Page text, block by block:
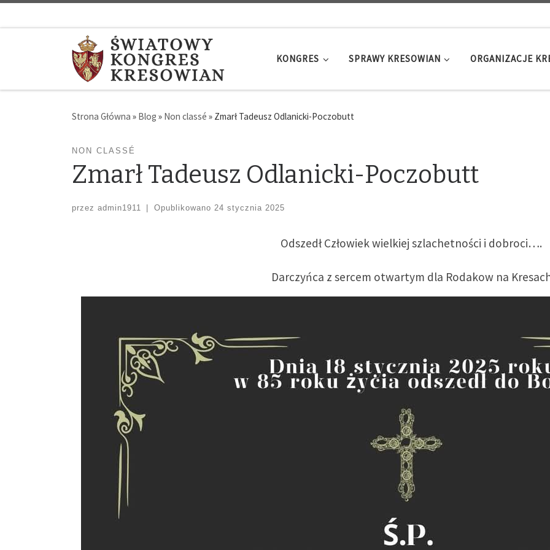
KONGRES SPRAWY KRESOWIAN ORGANIZACJE
Strona Główna » Blog » Non classé » Zmarł Tadeusz Odlanicki-Poczobutt
NON CLASSÉ
Zmarł Tadeusz Odlanicki-Poczobutt
przez admin1911 Opublikowano 24 stycznia 2025
Odszedł Człowiek wielkiej szlachetności i dobroci….
Darczyńca z sercem otwartym dla Rodakow na